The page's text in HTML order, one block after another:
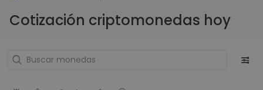
Cotización criptomonedas hoy